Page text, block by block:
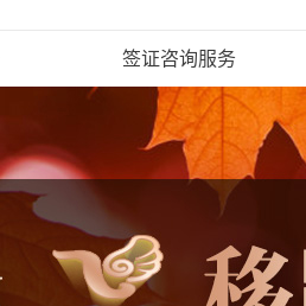
签证咨询服务